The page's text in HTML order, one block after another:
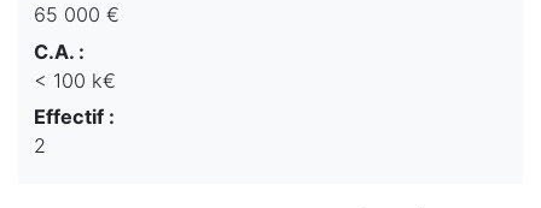
65 000 €
C.A. :
< 100 k€
Effectif :
2